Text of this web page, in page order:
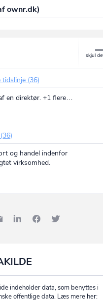
ownr.dk)
tidslinje (36)
en direktør. +1 flere…
og handel indenfor
virksomhed.
indeholder data, som benyttes i
offentlige data. Læs mere her: